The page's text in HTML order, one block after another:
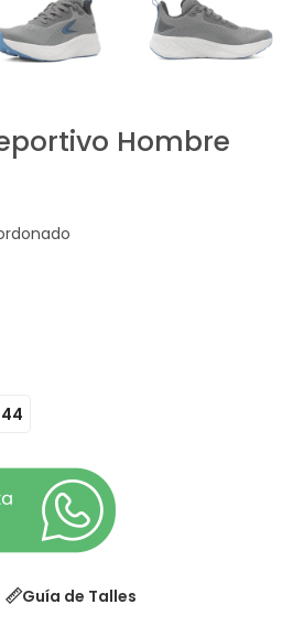
Hombre
44
Guía de Talles